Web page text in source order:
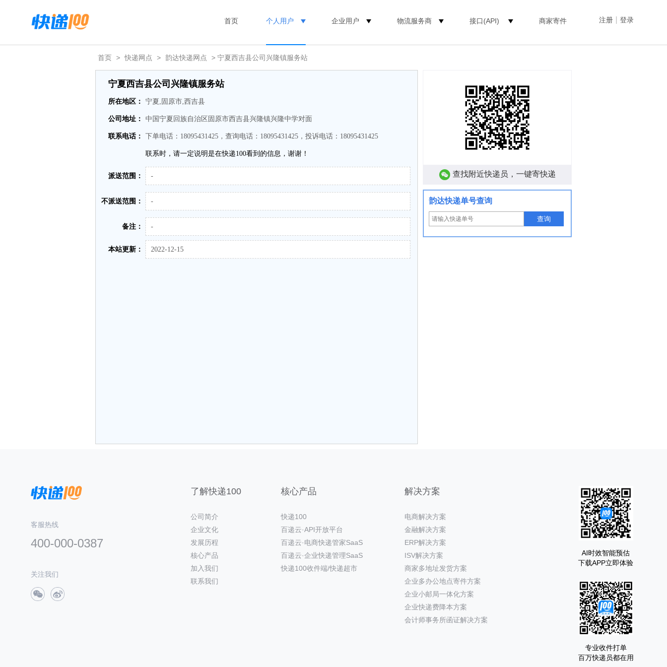
注册 登录
首页 个人用户 企业用户 物流服务商 接口(API) 商家寄件
首页 > 快递网点 > 韵达快递网点 > 宁夏西吉县公司兴隆镇服务站
宁夏西吉县公司兴隆镇服务站
所在地区： 宁夏,固原市,西吉县
公司地址： 中国宁夏回族自治区固原市西吉县兴隆镇兴隆中学对面
联系电话： 下单电话：18095431425，查询电话：18095431425，投诉电话：18095431425
联系时，请一定说明是在快递100看到的信息，谢谢！
派送范围： -
不派送范围： -
备注： -
本站更新： 2022-12-15
查找附近快递员，一键寄快递
韵达快递单号查询
查询
客服热线
400-000-0387
关注我们
了解快递100
公司简介
企业文化
发展历程
核心产品
加入我们
联系我们
核心产品
快递100
百递云·API开放平台
百递云·电商快递管家SaaS
百递云·企业快递管理SaaS
快递100收件端/快递超市
解决方案
电商解决方案
金融解决方案
ERP解决方案
ISV解决方案
商家多地址发货方案
企业多办公地点寄件方案
企业小邮局一体化方案
企业快递费降本方案
会计师事务所函证解决方案
AI时效智能预估
下载APP立即体验
专业收件打单
百万快递员都在用